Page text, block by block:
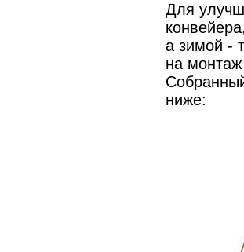
Для
а зимой -
на
ниже: